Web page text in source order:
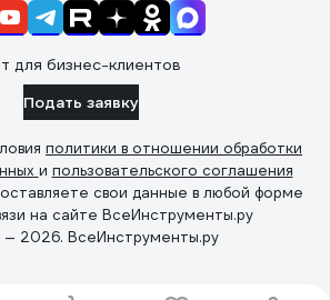
для бизнес-клиентов
Подать заявку
политики в отношении обработки
и пользовательского соглашения
свои данные в любой форме
на сайте ВсеИнструменты.ру
2026. ВсеИнструменты.ру